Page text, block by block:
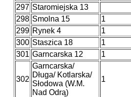
297 Staromiejska 13
298 Smolna 15 1
299 Rynek 4 1
300 Staszica 18 1
301 Garncarska 12 1
302
Garncarska/
Długa/ Kotlarska/
Słodowa (W.M.
Nad Odrą)
1